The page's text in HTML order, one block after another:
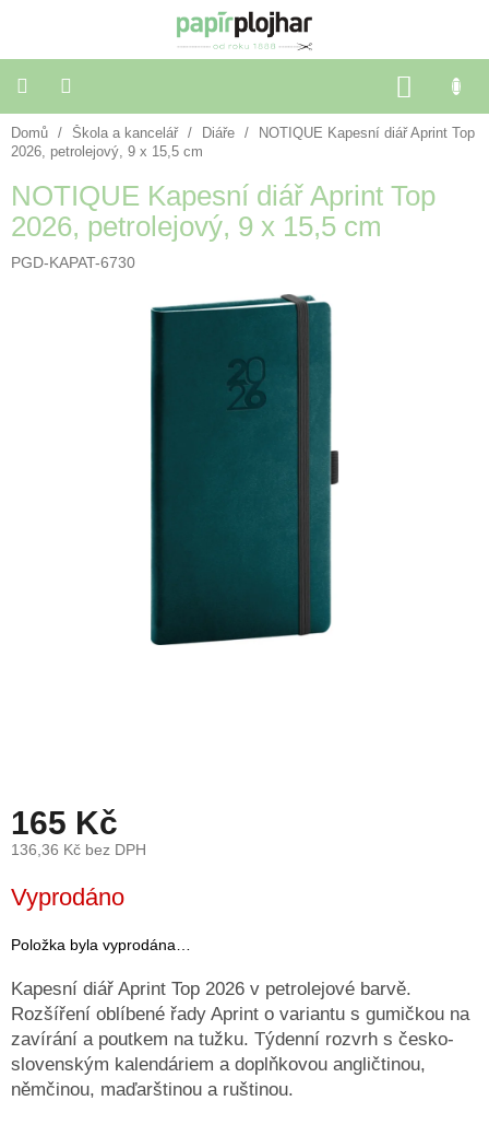
KOŠÍK
Balení
dárků
Dekorace
a
doplňky
Přihlášení
Domů / Škola a kancelář / Diáře /
NOTIQUE Kapesní diář Aprint Top
2026, petrolejový, 9 x 15,5 cm
NOTIQUE Kapesní diář Aprint Top
2026, petrolejový, 9 x 15,5 cm
PGD-KAPAT-6730
165 Kč
136,36 Kč bez DPH
cena:
Vyprodáno
Položka byla vyprodána…
Kapesní diář Aprint Top 2026 v petrolejové barvě.
Rozšíření oblíbené řady Aprint o variantu s gumičkou na
zavírání a poutkem na tužku. Týdenní rozvrh s česko-
slovenským kalendáriem a doplňkovou angličtinou,
němčinou, maďarštinou a ruštinou.